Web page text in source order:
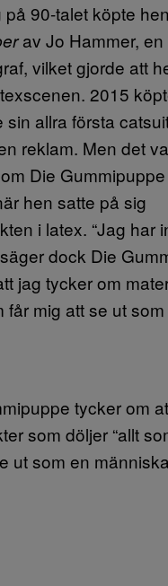
på 90-talet köpte
av Jo Hammer,
vilket gjorde att
2015
sin allra första
reklam. Men det
Die
hen satte på sig
i latex. “Jag har
dock Die
jag tycker om
får mig att se ut
tycker om
som döljer “allt
ut som en